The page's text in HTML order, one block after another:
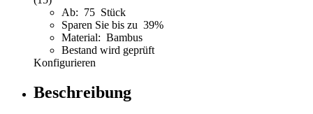
Ab: 75 Stück
Sparen Sie bis zu 39%
Material: Bambus
Bestand wird geprüft
Konfigurieren
Beschreibung